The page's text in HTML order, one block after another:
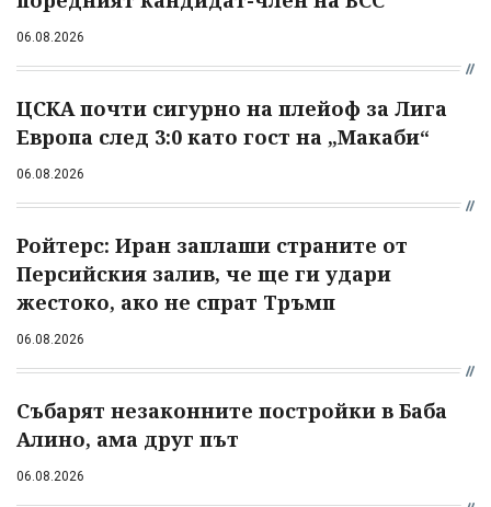
06.08.2026
ЦСКА почти сигурно на плейоф за Лига
Европа след 3:0 като гост на „Макаби“
06.08.2026
Ройтерс: Иран заплаши страните от
Персийския залив, че ще ги удари
жестоко, ако не спрат Тръмп
06.08.2026
Събарят незаконните постройки в Баба
Алино, ама друг път
06.08.2026